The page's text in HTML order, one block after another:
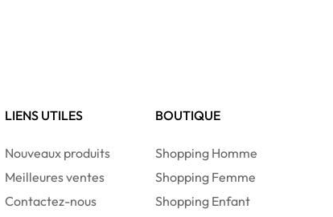
LIENS UTILES
Nouveaux produits
Meilleures ventes
Contactez-nous
BOUTIQUE
Shopping Homme
Shopping Femme
Shopping Enfant